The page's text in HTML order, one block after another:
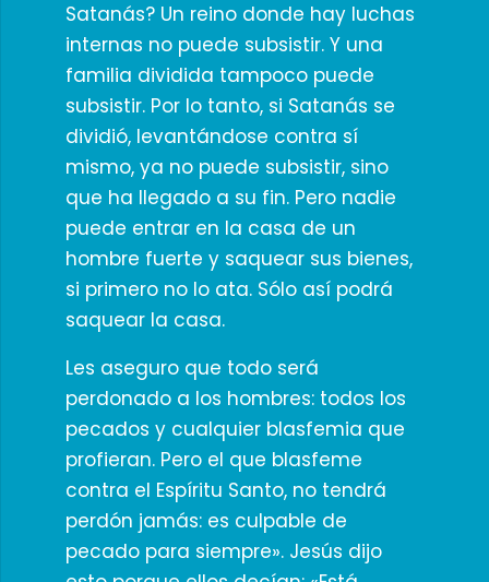
Satanás? Un reino donde hay luchas
internas no puede subsistir. Y una
familia dividida tampoco puede
subsistir. Por lo tanto, si Satanás se
dividió, levantándose contra sí
mismo, ya no puede subsistir, sino
que ha llegado a su fin. Pero nadie
puede entrar en la casa de un
hombre fuerte y saquear sus bienes,
si primero no lo ata. Sólo así podrá
saquear la casa.
Les aseguro que todo será
perdonado a los hombres: todos los
pecados y cualquier blasfemia que
profieran. Pero el que blasfeme
contra el Espíritu Santo, no tendrá
perdón jamás: es culpable de
pecado para siempre». Jesús dijo